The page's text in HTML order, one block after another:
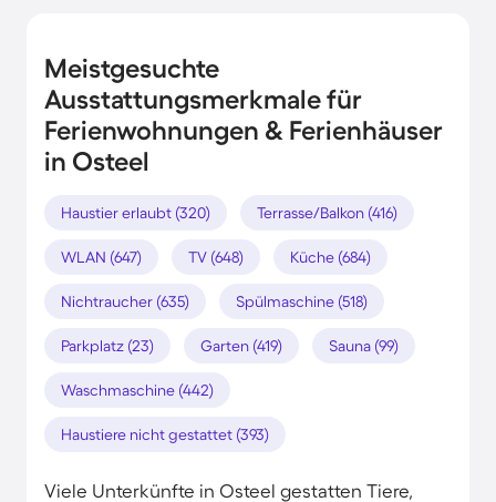
Meistgesuchte
Ausstattungsmerkmale für
Ferienwohnungen & Ferienhäuser
in Osteel
Haustier erlaubt (320) Terrasse/Balkon (416)
WLAN (647) TV (648) Küche (684)
Nichtraucher (635) Spülmaschine (518)
Parkplatz (23) Garten (419) Sauna (99)
Waschmaschine (442)
Haustiere nicht gestattet (393)
Viele Unterkünfte in Osteel gestatten Tiere,